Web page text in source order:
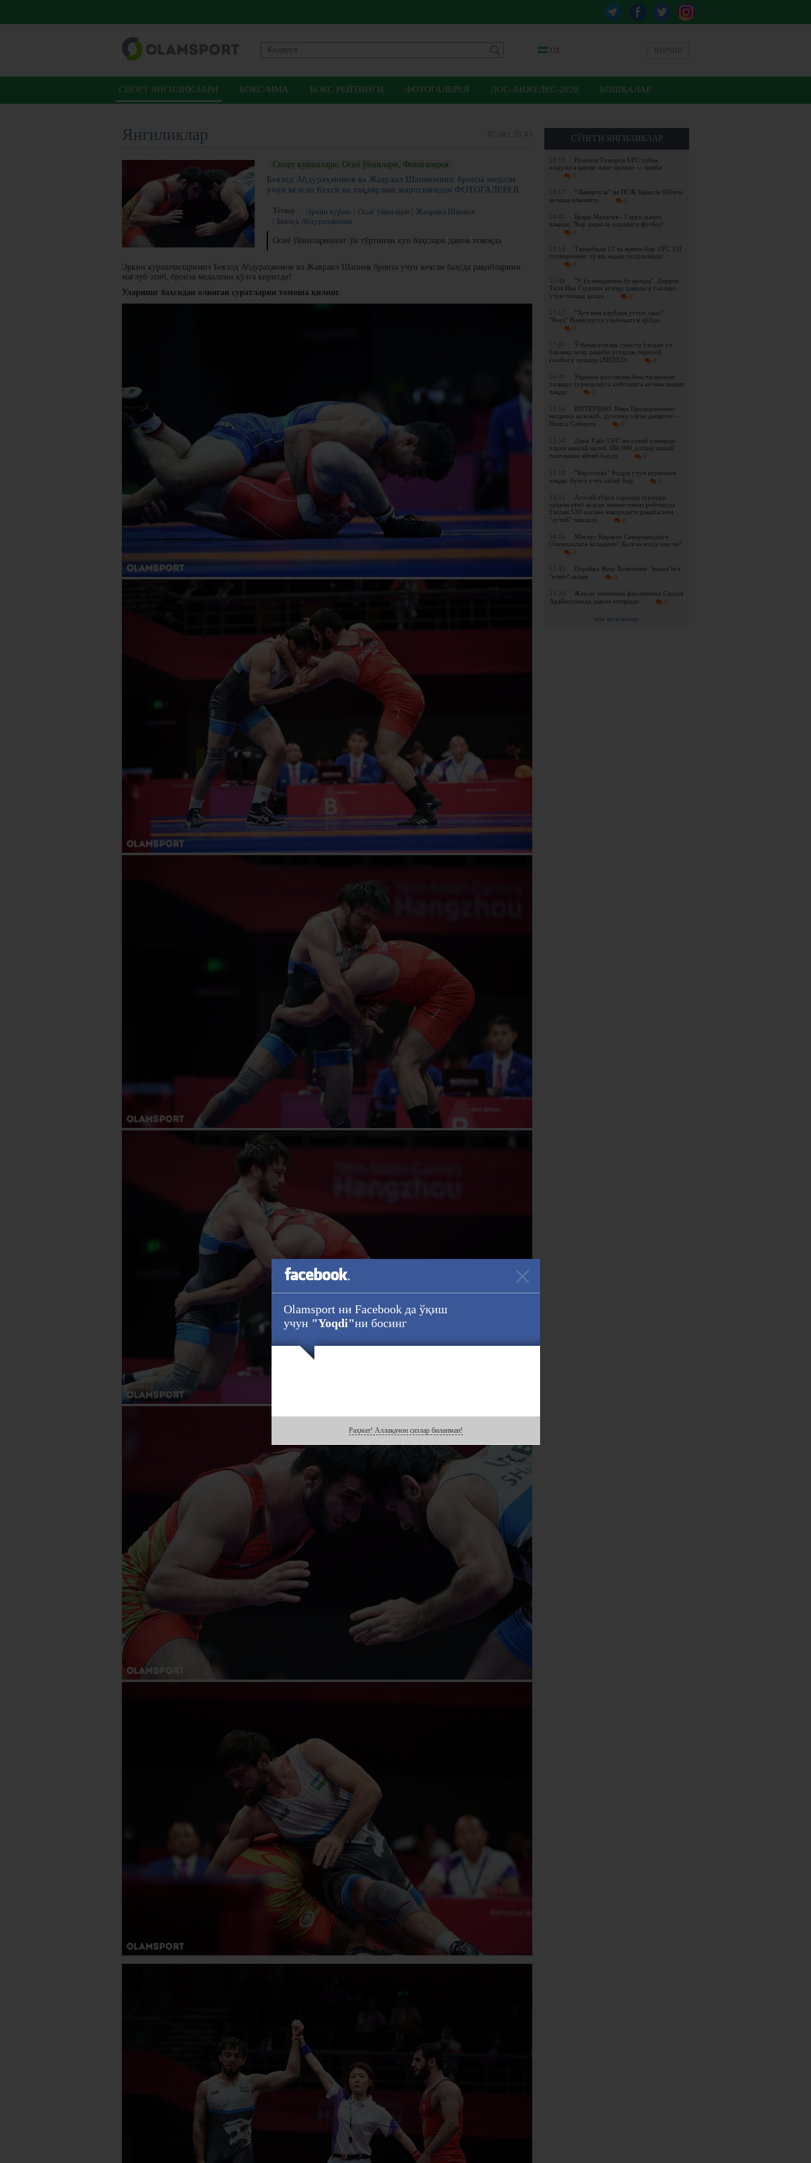
UZ
СПОРТ ЯНГИЛИКЛАРИ БОКС/ММА БОКС РЕЙТИНГИ ФОТОГАЛЕРЕЯ ЛОС-АНЖЕЛЕС-2028 БОШҚАЛАР
СЎНГГИ ЯНГИЛИКЛАР
19:56
Рамазон Темиров UFC собиқ
юлдузига қарши жанг қилади — манба
0
19:17
“Ливерпуль” ва ПСЖ Барколя бўйича
келиша олмаяпти
0
18:47
Брэди Махачев - Гэрри жанги
ҳақида: "Бир дарвоза олдидаги футбол"
0
18:13
Таркибида 12 та жанги бор UFC 331
турнирининг тўлиқ карди тасдиқланди
0
17:48
"У ўз имиджини бузмоқда". Даррен
Тилл Иан Гэррини аёллар ҳақидаги гаплари
учун танқид қилди
0
17:17
“Ҳеч ким клубдан устун эмас”:
“Реал” Винисиусга ультиматум қўйди
0
17:07
Ўзбекистонлик сумочи ўзидан уч
баравар оғир рақиби устидан тарихий
ғалабага эришди (ВИДЕО)
0
16:49
Украина россиялик боксчиларнинг
халқаро турнирларга қайтишига кескин қарши
чиқди
0
16:16
ИНТЕРВЬЮ. Икки Президентнинг
меҳрини қозониб, дуосини олган дзюдочи —
Ришод Собиров
0
15:50
Дана Уайт UFC`ни сотиб олишдан
олдин қандай қилиб 380 000 доллар ишлаб
топганини айтиб берди
0
15:18
“Барселона” Родри учун курашдан
чиқди: бунга учта сабаб бор
0
14:51
Асосий тўрга саралаш турнири
орқали етиб келган теннисчимиз рейтингда
ўзидан 530 поғона юқоридаги рақибасини
"сочиб" ташлади
0
14:16
Магнус Карлсен Самарқанддаги
Олимпиадага келадими? Қолган юлдузларчи?
0
13:43
Перейра Жош Хокитнинг "вызов"ига
"ответ" қилди
0
13:20
Жаҳон чемпиони фаолиятини Саудия
Арабистонида давом эттиради
0
яна янгиликлар
Янгиликлар
Спорт курашлари, Осиё ўйинлари, Фотогалерея
Бекзод Абдураҳмонов ва Жавраил Шапиевнинг бронза медали
учун кечган баҳси ва тақдирлаш маросимидан ФОТОГАЛЕРЕЯ
Теглар : Эркин кураш Осиё ўйинлари
Жавраил Шапиев
Бекзод Абдураҳмонов
Осиё ўйинларининг ўн тўртинчи кун баҳслари давом этмоқда
Эркин курашчмларимиз Бекзод Абдураҳмонов ва Жавраил Шапиев бронза учун кечган баҳсда рақибларини
мағлуб этиб, бронза медалини қўлга киритди!
Уларнинг баҳсидан олинган суратларни томоша қилинг.
Olamsport ни Facebook да ўқиш
учун "Yoqdi"ни босинг
Раҳмат! Аллақачон сизлар биланман!